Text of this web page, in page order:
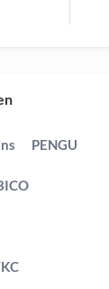
PENGU